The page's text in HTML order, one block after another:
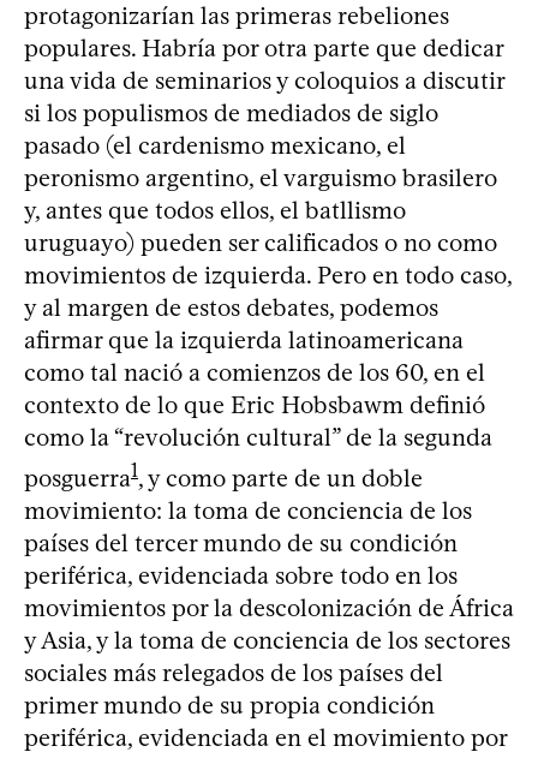
protagonizarían las primeras rebeliones
populares. Habría por otra parte que dedicar
una vida de seminarios y coloquios a discutir
si los populismos de mediados de siglo
pasado (el cardenismo mexicano, el
peronismo argentino, el varguismo brasilero
y, antes que todos ellos, el batllismo
uruguayo) pueden ser calificados o no como
movimientos de izquierda. Pero en todo caso,
y al margen de estos debates, podemos
afirmar que la izquierda latinoamericana
como tal nació a comienzos de los 60, en el
contexto de lo que Eric Hobsbawm definió
como la “revolución cultural” de la segunda
posguerra1, y como parte de un doble
movimiento: la toma de conciencia de los
países del tercer mundo de su condición
periférica, evidenciada sobre todo en los
movimientos por la descolonización de África
y Asia, y la toma de conciencia de los sectores
sociales más relegados de los países del
primer mundo de su propia condición
periférica, evidenciada en el movimiento por